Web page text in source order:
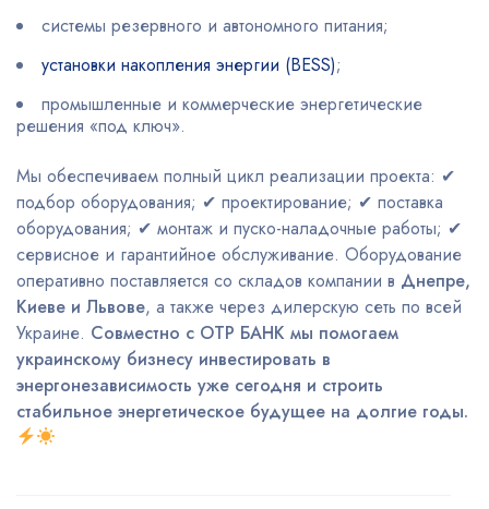
системы резервного и автономного питания;
установки накопления энергии (BESS);
промышленные и коммерческие энергетические
решения «под ключ».
Мы обеспечиваем полный цикл реализации проекта: ✔
подбор оборудования; ✔ проектирование; ✔ поставка
оборудования; ✔ монтаж и пуско-наладочные работы; ✔
сервисное и гарантийное обслуживание. Оборудование
оперативно поставляется со складов компании в Днепре,
Киеве и Львове, а также через дилерскую сеть по всей
Украине. Совместно с OTP БАНК мы помогаем
украинскому бизнесу инвестировать в
энергонезависимость уже сегодня и строить
стабильное энергетическое будущее на долгие годы.